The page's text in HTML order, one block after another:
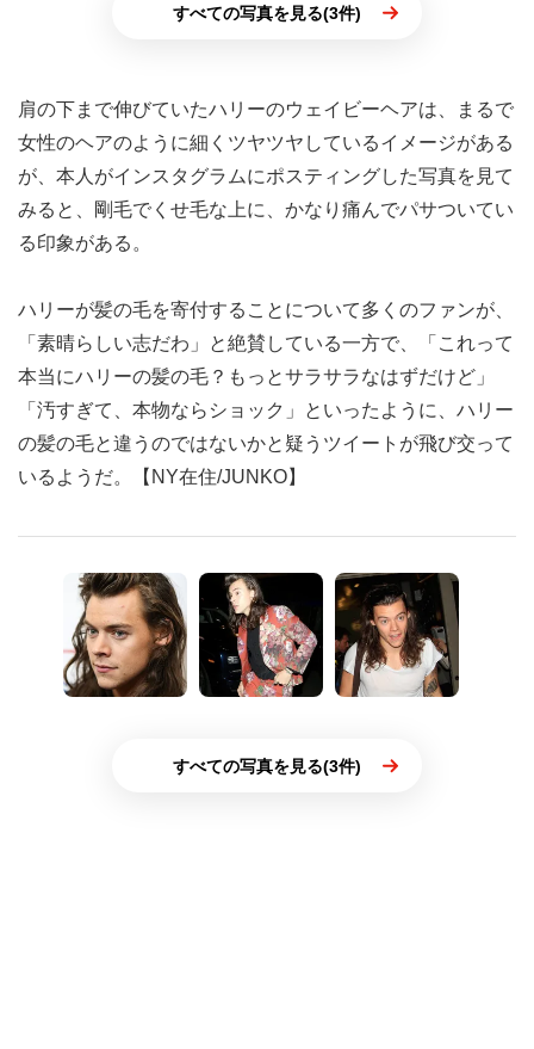
すべての写真を見る(3件)
肩の下まで伸びていたハリーのウェイビーヘアは、まるで
女性のヘアのように細くツヤツヤしているイメージがある
が、本人がインスタグラムにポスティングした写真を見て
みると、剛毛でくせ毛な上に、かなり痛んでパサついてい
る印象がある。
ハリーが髪の毛を寄付することについて多くのファンが、
「素晴らしい志だわ」と絶賛している一方で、「これって
本当にハリーの髪の毛？もっとサラサラなはずだけど」
「汚すぎて、本物ならショック」といったように、ハリー
の髪の毛と違うのではないかと疑うツイートが飛び交って
いるようだ。【NY在住/JUNKO】
すべての写真を見る(3件)